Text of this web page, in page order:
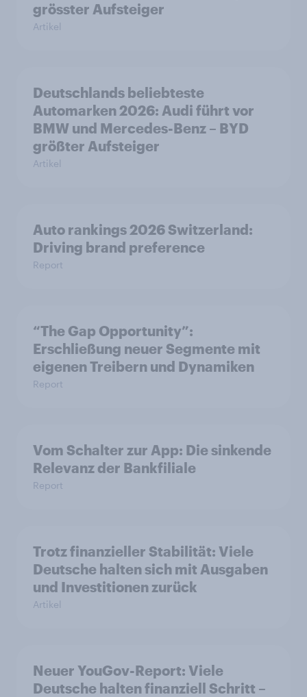
grösster Aufsteiger
Artikel
Deutschlands beliebteste
Automarken 2026: Audi führt vor
BMW und Mercedes-Benz – BYD
größter Aufsteiger
Artikel
Auto rankings 2026 Switzerland:
Driving brand preference
Report
“The Gap Opportunity”:
Erschließung neuer Segmente mit
eigenen Treibern und Dynamiken
Report
Vom Schalter zur App: Die sinkende
Relevanz der Bankfiliale
Report
Trotz finanzieller Stabilität: Viele
Deutsche halten sich mit Ausgaben
und Investitionen zurück
Artikel
Neuer YouGov-Report: Viele
Deutsche halten finanziell Schritt –